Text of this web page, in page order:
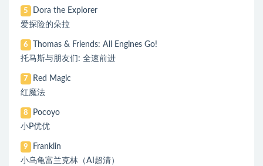
5
Dora the Explorer
爱探险的朵拉
6
Thomas & Friends: All Engines Go!
托马斯与朋友们: 全速前进
7
Red Magic
红魔法
8
Pocoyo
小P优优
9
Franklin
小乌龟富兰克林（AI超清）